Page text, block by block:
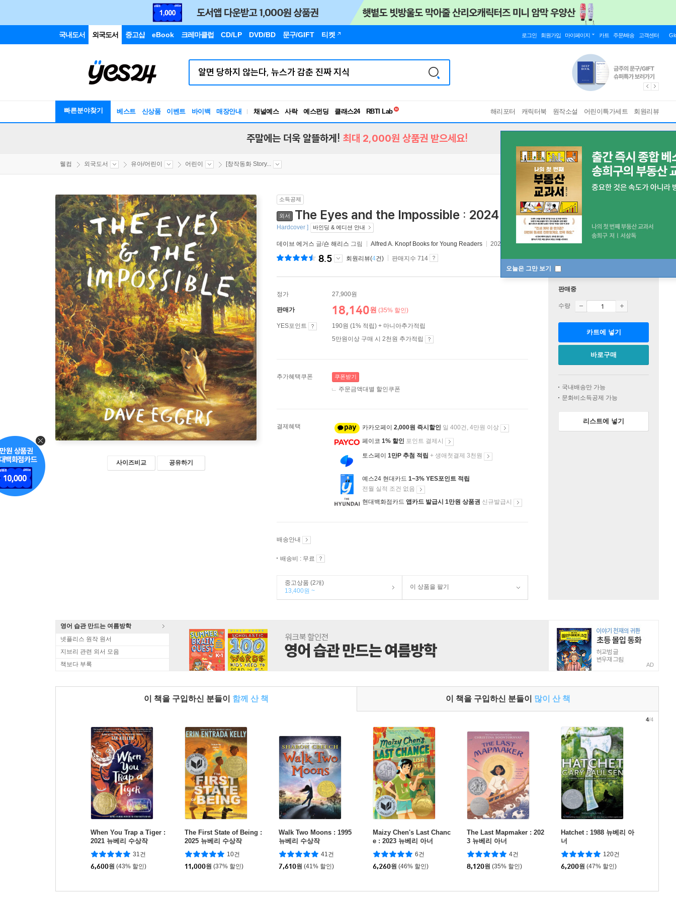
국내도서 외국도서 중고샵 eBook 크레마클럽 CD/LP DVD/BD 문구/GIFT 티켓 로그인 회원가입 마이페이지 카트 주문/배송 고객센터
빠른분야찾기 베스트 신상품 이벤트 바이백 매장안내 채널예스 사락 예스펀딩 클래스24
RBTI Lab
독서유형검사
해리포터 캐릭터북 원작소설 어린이특가세트 회원리뷰
오늘은 그만 보기
주말에는 더욱 알뜰하게! 최대 2,000원 상품권 받으세요!
웰컴 외국도서 유아/어린이 어린이 [창작동화 Story...
사이즈비교 공유하기
소득공제
외서 The Eyes and the Impossible : 2024 뉴베리 수상작 2024 Newbery Winner
Hardcover ]
바인딩 & 에디션 안내
데이브 에거스 글/숀 해리스 그림 Alfred A. Knopf Books for Young Readers 2023년 05월 09일 번역서 :눈과 보이지 않는
8.5 회원리뷰(4건) 판매지수 714
정가 27,900원
판매가 18,140원 (35% 할인)
YES포인트
190원 (1% 적립) + 마니아추가적립
5만원이상 구매 시 2천원 추가적립
추가혜택쿠폰 쿠폰받기
주문금액대별 할인쿠폰
결제혜택 카카오페이 2,000원 즉시할인 일 400건, 4만원 이상
페이코 1% 할인 포인트 결제시
토스페이 1만P 추첨 적립 + 생애첫결제 3천원
예스24 현대카드 1~3% YES포인트 적립
전월 실적 조건 없음
현대백화점카드 앱카드 발급시 1만원 상품권 신규발급시
배송안내
배송비 : 무료
중고상품 (2개)
13,400원 ~
이 상품을 팔기
판매중
수량
카트에 넣기
바로구매
국내배송만 가능
문화비소득공제 가능
리스트에 넣기
영어 습관 만드는 여름방학
넷플리스 원작 원서
지브리 관련 외서 모음
책보다 부록
AD
이 책을 구입하신 분들이 함께 산 책 이 책을 구입하신 분들이 많이 산 책
When You Trap a Tiger :
2021 뉴베리 수상작
31건
6,600원 (43% 할인)
The First State of Being :
2025 뉴베리 수상작
10건
11,000원 (37% 할인)
Walk Two Moons : 1995
뉴베리 수상작
41건
7,610원 (41% 할인)
Maizy Chen's Last Chanc
e : 2023 뉴베리 아너
6건
6,260원 (46% 할인)
The Last Mapmaker : 202
3 뉴베리 아너
4건
8,120원 (35% 할인)
Hatchet : 1988 뉴베리 아
너
120건
6,200원 (47% 할인)
4/4